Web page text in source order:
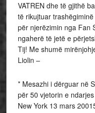
VATREN dhe të gjithë
të rikujtuar
për njerëzimin nga Fan
ngaherë të jetë e
Tij! Me shumë
Liolin –
* Mesazhi i dërguar në
për 50 vjetorin e
New York 13 mars